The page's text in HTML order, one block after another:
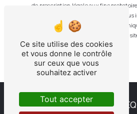
de prescription légale aux fins
contentieux. Vous avez le droit de vous
d'opposition au démarchage
. Consultez le
d’informations sur vos droits.
RECHERCHES
Ce site utilise des cookies
et vous donne le contrôle
sur ceux que vous
souhaitez activer
Tout accepter